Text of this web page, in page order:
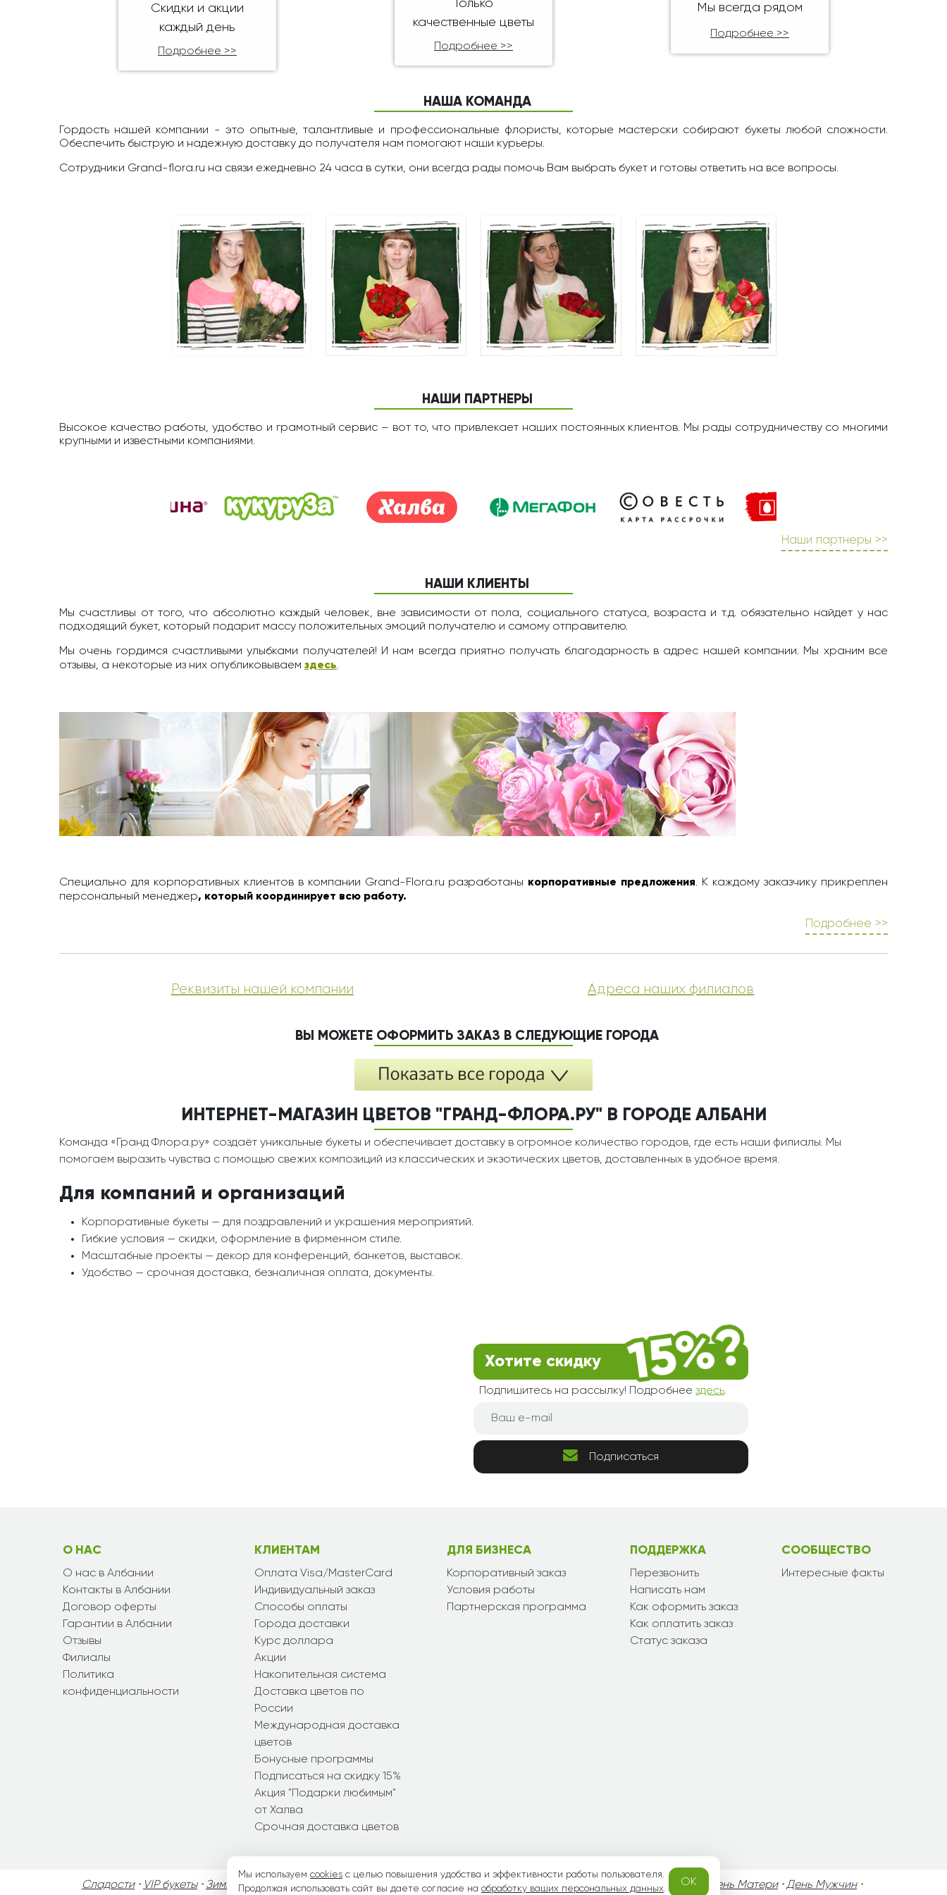
Скидки и акции
каждый день
Подробнее >>
Только
качественные цветы
Подробнее >>
Мы всегда рядом
Подробнее >>
НАША КОМАНДА
Гордость нашей компании - это опытные, талантливые и профессиональные флористы, которые мастерски собирают букеты любой сложности.
Обеспечить быструю и надежную доставку до получателя нам помогают наши курьеры.
Сотрудники Grand-flora.ru на связи ежедневно 24 чаcа в сутки, они всегда рады помочь Вам выбрать букет и готовы ответить на все вопросы.
НАШИ ПАРТНЕРЫ
Высокое качество работы, удобство и грамотный сервис – вот то, что привлекает наших постоянных клиентов. Мы рады сотрудничеству со многими
крупными и известными компаниями.
Наши партнеры >>
НАШИ КЛИЕНТЫ
Мы счастливы от того, что абсолютно каждый человек, вне зависимости от пола, социального статуса, возраста и т.д. обязательно найдет у нас
подходящий букет, который подарит массу положительных эмоций получателю и самому отправителю.
Мы очень гордимся счастливыми улыбками получателей! И нам всегда приятно получать благодарность в адрес нашей компании. Мы храним все
отзывы, а некоторые из них опубликовываем здесь.
Специально для корпоративных клиентов в компании Grand-Flora.ru разработаны корпоративные предложения. К каждому заказчику прикреплен
персональный менеджер, который координирует всю работу.
Подробнее >>
Реквизиты нашей компании Адреса наших филиалов
ВЫ МОЖЕТЕ ОФОРМИТЬ ЗАКАЗ В СЛЕДУЮЩИЕ ГОРОДА
ИНТЕРНЕТ-МАГАЗИН ЦВЕТОВ "ГРАНД-ФЛОРА.РУ" В ГОРОДЕ АЛБАНИ
Команда «Гранд Флора.ру» создаёт уникальные букеты и обеспечивает доставку в огромное количество городов, где есть наши филиалы. Мы
помогаем выразить чувства с помощью свежих композиций из классических и экзотических цветов, доставленных в удобное время.
Для компаний и организаций
Корпоративные букеты — для поздравлений и украшения мероприятий.
Гибкие условия — скидки, оформление в фирменном стиле.
Масштабные проекты — декор для конференций, банкетов, выставок.
Удобство — срочная доставка, безналичная оплата, документы.
Хотите скидку
Подпишитесь на рассылку! Подробнее здесь.
Подписаться
О НАС
О нас в Албании
Контакты в Албании
Договор оферты
Гарантии в Албании
Отзывы
Филиалы
Политика
конфиденциальности
КЛИЕНТАМ
Оплата Visa/MasterCard
Индивидуальный заказ
Способы оплаты
Города доставки
Курс доллара
Акции
Накопительная система
Доставка цветов по
России
Международная доставка
цветов
Бонусные программы
Подписаться на скидку 15%
Акция "Подарки любимым"
от Халва
Срочная доставка цветов
ДЛЯ БИЗНЕСА
Корпоративный заказ
Условия работы
Партнерская программа
ПОДДЕРЖКА
Перезвонить
Написать нам
Как оформить заказ
Как оплатить заказ
Статус заказа
СООБЩЕСТВО
Интересные факты
Сладости• VIP букеты• Зимние букеты• Осенние букеты • Летние букеты• Весенние букеты •День Святого Валентина День Матери•День Мужчин•
Мы используем cookies с целью повышения удобства и эффективности работы пользователя.
Продолжая использовать сайт вы даете согласие на обработку ваших персональных данных.
OK